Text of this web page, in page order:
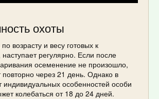
охоты
возрасту и весу готовых к
регулярно. Если после
осеменение не произошло,
повторно через 21 день. Однако в
индивидуальных особенностей особи
колебаться от 18 до 24 дней.